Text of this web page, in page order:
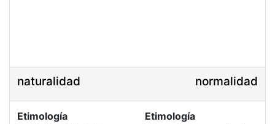
naturalidad normalidad
Etimología
Etimología